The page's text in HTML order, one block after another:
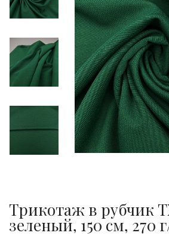
Трикотаж в рубчик
зеленый, 150 см, 270